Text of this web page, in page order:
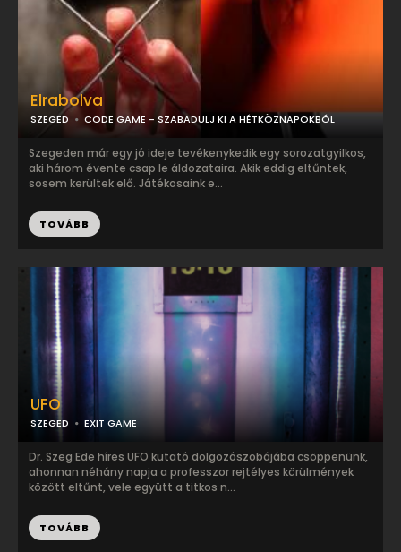
Elrabolva
SZEGED CODE GAME - SZABADULJ KI A HÉTKÖZNAPOKBÓL
Szegeden már egy jó ideje tevékenykedik egy sorozatgyilkos,
aki három évente csap le áldozataira. Akik eddig eltűntek,
sosem kerültek elő. Játékosaink e...
TOVÁBB
UFO
SZEGED EXIT GAME
Dr. Szeg Ede híres UFO kutató dolgozószobájába csöppenünk,
ahonnan néhány napja a professzor rejtélyes körülmények
között eltűnt, vele együtt a titkos n...
TOVÁBB